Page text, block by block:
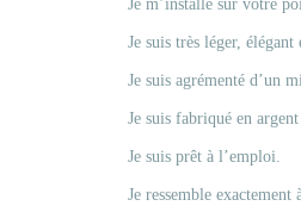
Je m’installe sur votre
Je suis très léger, élégant
Je suis agrémenté d’un
Je suis fabriqué en
Je suis prêt à l’emploi.
Je ressemble